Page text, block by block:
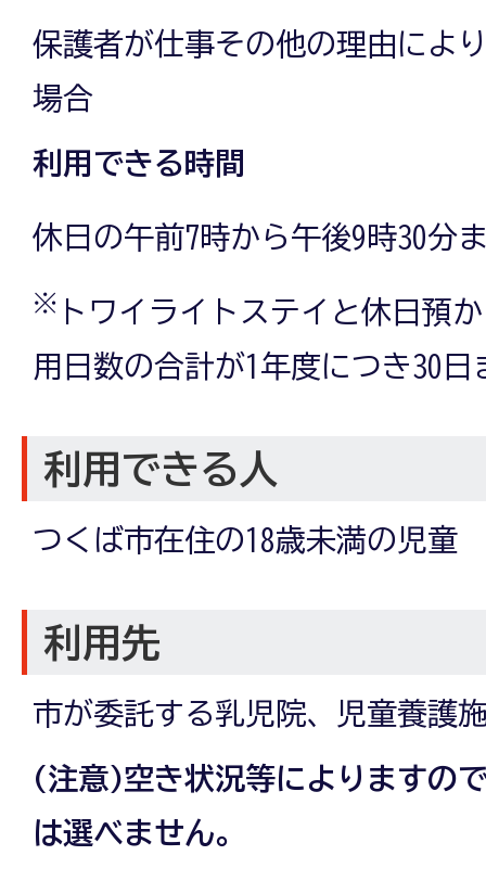
保護者が仕事その他の理由によ
場合
利用できる時間
休日の午前7時から午後9時30分
※ トワイライトステイと休日預
用日数の合計が1年度につき30日
利用できる人
つくば市在住の18歳未満の児童
利用先
市が委託する乳児院、児童養護
(注意)空き状況等によりますの
は選べません。